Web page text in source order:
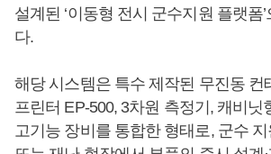
설계된 ‘이동형 전시 군수지원 플랫폼
다.
해당 시스템은 특수 제작된 무진동 컨
프린터 EP-500, 3차원 측정기, 캐비닛
고기능 장비를 통합한 형태로, 군수